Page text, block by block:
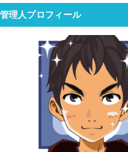
管理人プロフィール